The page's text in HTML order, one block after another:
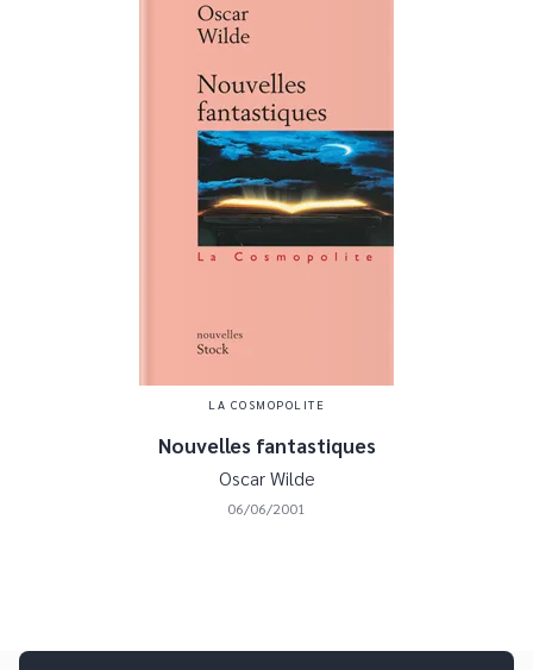
LA COSMOPOLITE
Nouvelles fantastiques
Oscar Wilde
06/06/2001